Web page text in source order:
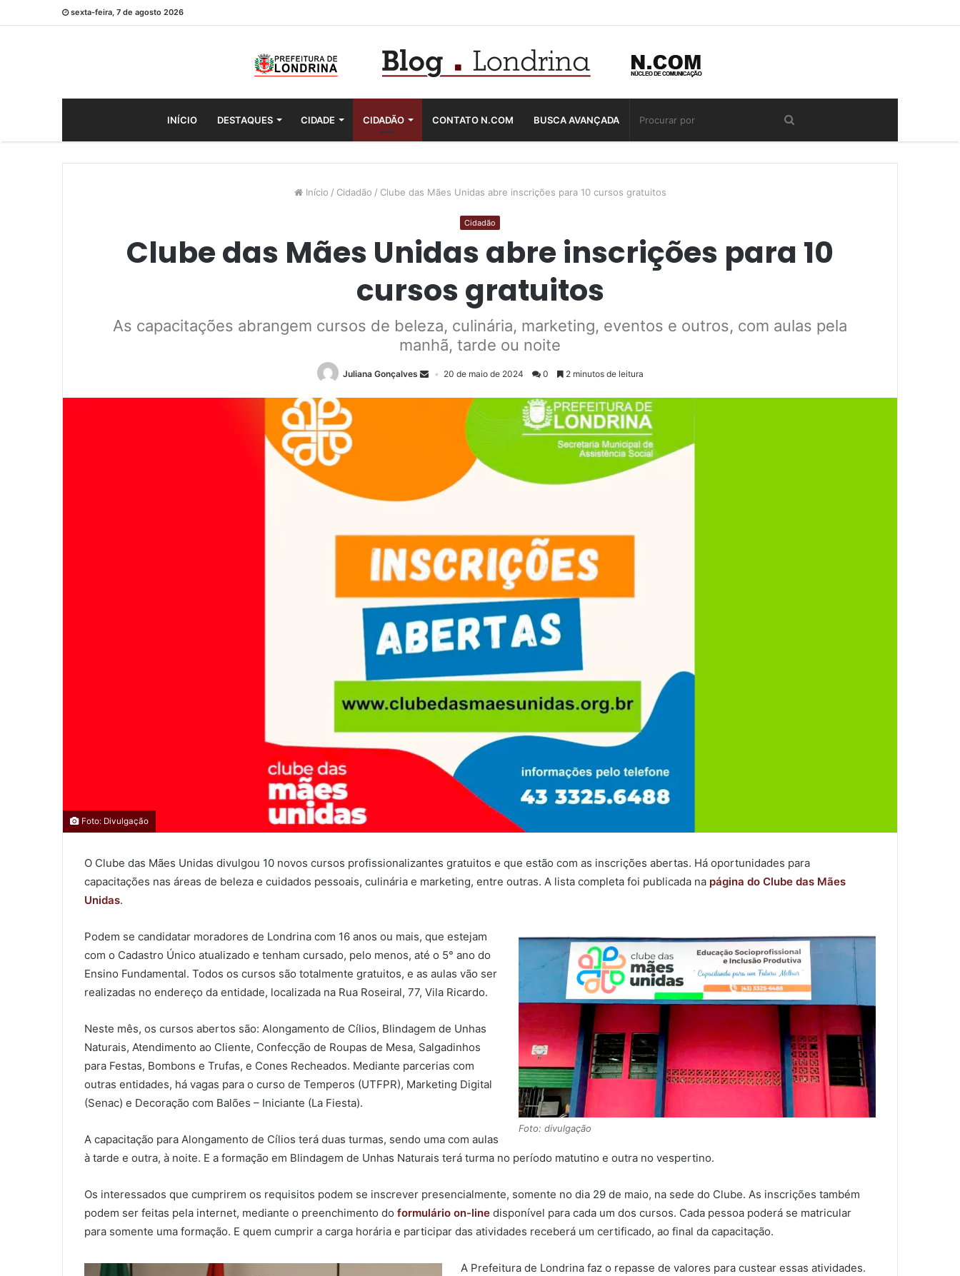
sexta-feira, 7 de agosto 2026
INÍCIO DESTAQUES CIDADE CIDADÃO CONTATO N.COM BUSCA AVANÇADA
Início / Cidadão / Clube das Mães Unidas abre inscrições para 10 cursos gratuitos
Cidadão
Clube das Mães Unidas abre inscrições para 10
cursos gratuitos
As capacitações abrangem cursos de beleza, culinária, marketing, eventos e outros, com aulas pela
manhã, tarde ou noite
Juliana Gonçalves 20 de maio de 2024 0 2 minutos de leitura
Foto: Divulgação
O Clube das Mães Unidas divulgou 10 novos cursos profissionalizantes gratuitos e que estão com as inscrições abertas. Há oportunidades para
capacitações nas áreas de beleza e cuidados pessoais, culinária e marketing, entre outras. A lista completa foi publicada na página do Clube das Mães
Unidas.
Foto: divulgação
Podem se candidatar moradores de Londrina com 16 anos ou mais, que estejam
com o Cadastro Único atualizado e tenham cursado, pelo menos, até o 5° ano do
Ensino Fundamental. Todos os cursos são totalmente gratuitos, e as aulas vão ser
realizadas no endereço da entidade, localizada na Rua Roseiral, 77, Vila Ricardo.
Neste mês, os cursos abertos são: Alongamento de Cílios, Blindagem de Unhas
Naturais, Atendimento ao Cliente, Confecção de Roupas de Mesa, Salgadinhos
para Festas, Bombons e Trufas, e Cones Recheados. Mediante parcerias com
outras entidades, há vagas para o curso de Temperos (UTFPR), Marketing Digital
(Senac) e Decoração com Balões – Iniciante (La Fiesta).
A capacitação para Alongamento de Cílios terá duas turmas, sendo uma com aulas
à tarde e outra, à noite. E a formação em Blindagem de Unhas Naturais terá turma no período matutino e outra no vespertino.
Os interessados que cumprirem os requisitos podem se inscrever presencialmente, somente no dia 29 de maio, na sede do Clube. As inscrições também
podem ser feitas pela internet, mediante o preenchimento do formulário on-line disponível para cada um dos cursos. Cada pessoa poderá se matricular
para somente uma formação. E quem cumprir a carga horária e participar das atividades receberá um certificado, ao final da capacitação.
A Prefeitura de Londrina faz o repasse de valores para custear essas atividades.